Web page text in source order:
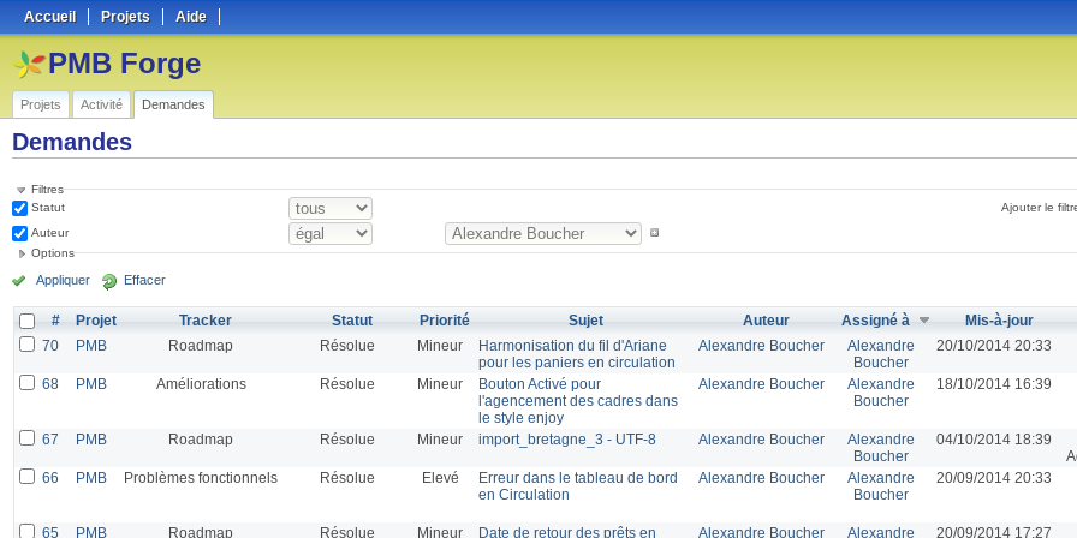
Accueil Projets Aide
PMB Forge
Projets Activité Demandes
Demandes
Filtres
Statut
Auteur
Ajouter le
Options
Appliquer Effacer
# Projet Tracker Statut Priorité Sujet Auteur Assigné à
Mis-à-jour
70
PMB Roadmap Résolue Mineur
Harmonisation du fil d'Ariane
pour les paniers en circulation
Alexandre Boucher
Alexandre
Boucher
20/10/2014 20:33
68 PMB Améliorations Résolue Mineur
Bouton Activé pour
l'agencement des cadres dans
le style enjoy
Alexandre Boucher
Alexandre
Boucher
18/10/2014 16:39
67 PMB Roadmap Résolue Mineur import_bretagne_3 - UTF-8 Alexandre Boucher
Alexandre
Boucher
04/10/2014 18:39
66
PMB Problèmes fonctionnels Résolue Elevé
Erreur dans le tableau de bord
en Circulation
Alexandre Boucher
Alexandre
Boucher
20/09/2014 20:33
65 PMB Roadmap Résolue Mineur Date de retour des prêts en Alexandre Boucher Alexandre 20/09/2014 17:27